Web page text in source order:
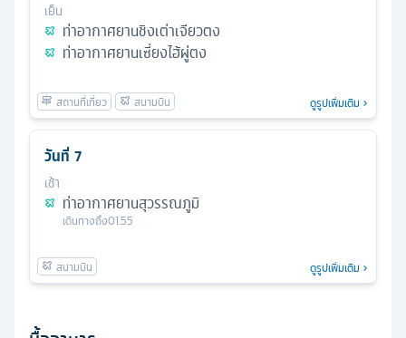
เย็น
ท่าอากาศยานชิงเต่าเจียวตง
ท่าอากาศยานเซี่ยงไฮ้ผู่ตง
ดูรูปเพิ่มเติม
วันที่ 7
เช้า
ท่าอากาศยานสุวรรณภูมิ
เดินทางถึง01.55
ดูรูปเพิ่มเติม